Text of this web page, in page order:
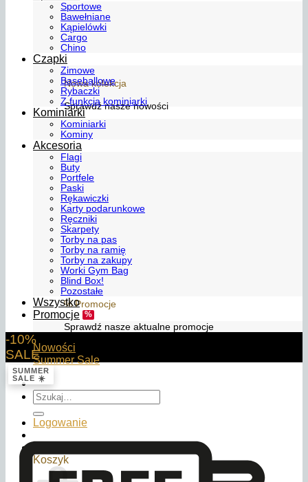
Nowa kolekcja
Sprawdź nasze nowości
% Promocje
Sprawdź nasze aktualne promocje
Nowości
Summer Sale
Szukaj:
Logowanie
Koszyk
Sportowe
Bawełniane
Kąpielówki
Cargo
Chino
Czapki
Zimowe
Baseballowe
Rybaczki
Z funkcją kominiarki
Kominiarki
Kominiarki
Kominy
Akcesoria
Flagi
Buty
Portfele
Paski
Rękawiczki
Karty podarunkowe
Ręczniki
Skarpety
Torby na pas
Torby na ramię
Torby na zakupy
Worki Gym Bag
Blind Box!
Pozostałe
Wszystko
Promocje
-10%
SALE
SUMMER
SALE ☀️